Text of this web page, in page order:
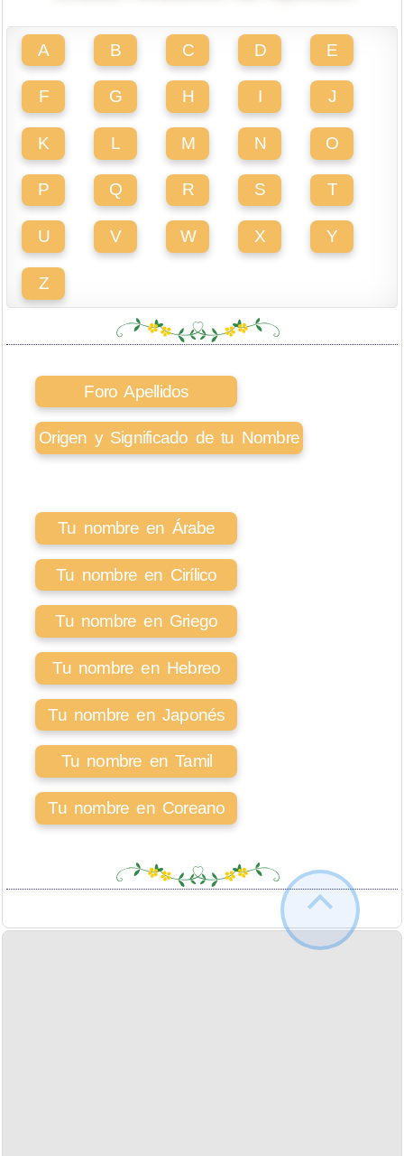
A B C D E
F G H I J
K L M N O
P Q R S T
U V W X Y
Z
Foro Apellidos
Origen y Significado de tu Nombre
Tu nombre en Árabe
Tu nombre en Cirílico
Tu nombre en Griego
Tu nombre en Hebreo
Tu nombre en Japonés
Tu nombre en Tamil
Tu nombre en Coreano